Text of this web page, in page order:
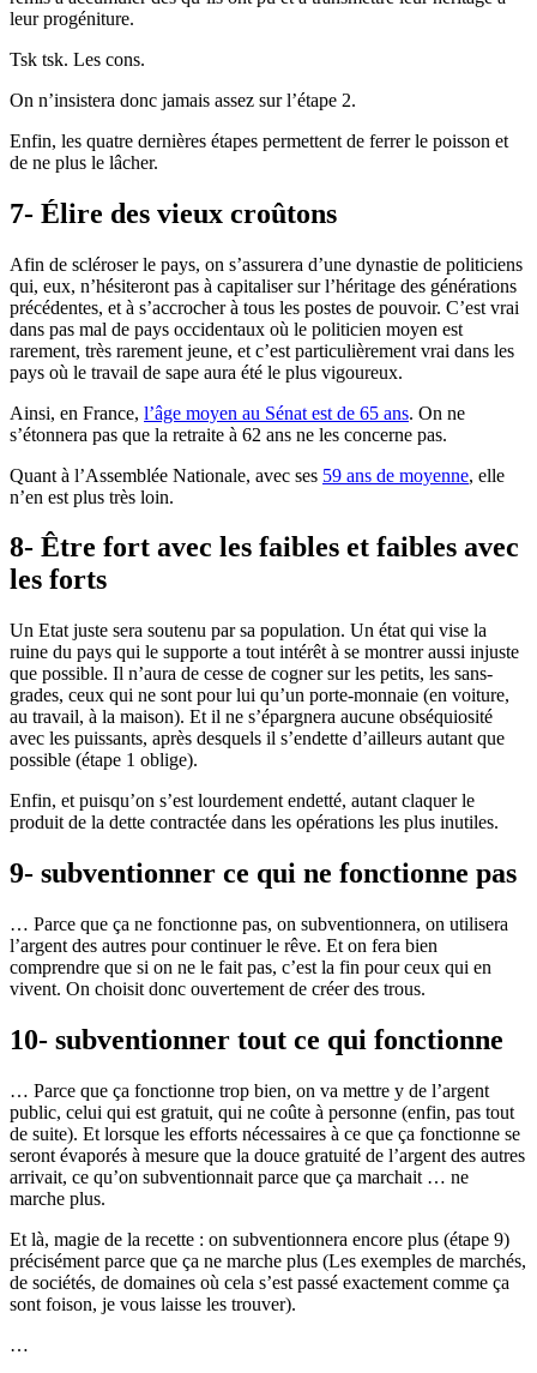
leur progéniture.
Tsk tsk. Les cons.
On n’insistera donc jamais assez sur l’étape 2.
Enfin, les quatre dernières étapes permettent de ferrer le poisson et
de ne plus le lâcher.
7- Élire des vieux croûtons
Afin de scléroser le pays, on s’assurera d’une dynastie de politiciens
qui, eux, n’hésiteront pas à capitaliser sur l’héritage des générations
précédentes, et à s’accrocher à tous les postes de pouvoir. C’est vrai
dans pas mal de pays occidentaux où le politicien moyen est
rarement, très rarement jeune, et c’est particulièrement vrai dans les
pays où le travail de sape aura été le plus vigoureux.
Ainsi, en France, l’âge moyen au Sénat est de 65 ans. On ne
s’étonnera pas que la retraite à 62 ans ne les concerne pas.
Quant à l’Assemblée Nationale, avec ses 59 ans de moyenne, elle
n’en est plus très loin.
8- Être fort avec les faibles et faibles avec
les forts
Un Etat juste sera soutenu par sa population. Un état qui vise la
ruine du pays qui le supporte a tout intérêt à se montrer aussi injuste
que possible. Il n’aura de cesse de cogner sur les petits, les sans-
grades, ceux qui ne sont pour lui qu’un porte-monnaie (en voiture,
au travail, à la maison). Et il ne s’épargnera aucune obséquiosité
avec les puissants, après desquels il s’endette d’ailleurs autant que
possible (étape 1 oblige).
Enfin, et puisqu’on s’est lourdement endetté, autant claquer le
produit de la dette contractée dans les opérations les plus inutiles.
9- subventionner ce qui ne fonctionne pas
… Parce que ça ne fonctionne pas, on subventionnera, on utilisera
l’argent des autres pour continuer le rêve. Et on fera bien
comprendre que si on ne le fait pas, c’est la fin pour ceux qui en
vivent. On choisit donc ouvertement de créer des trous.
10- subventionner tout ce qui fonctionne
… Parce que ça fonctionne trop bien, on va mettre y de l’argent
public, celui qui est gratuit, qui ne coûte à personne (enfin, pas tout
de suite). Et lorsque les efforts nécessaires à ce que ça fonctionne se
seront évaporés à mesure que la douce gratuité de l’argent des autres
arrivait, ce qu’on subventionnait parce que ça marchait … ne
marche plus.
Et là, magie de la recette : on subventionnera encore plus (étape 9)
précisément parce que ça ne marche plus (Les exemples de marchés,
de sociétés, de domaines où cela s’est passé exactement comme ça
sont foison, je vous laisse les trouver).
…